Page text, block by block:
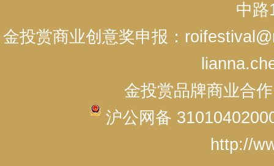
中路
金投赏商业创意奖申报：
金投赏品牌商业合
沪公网备
http://